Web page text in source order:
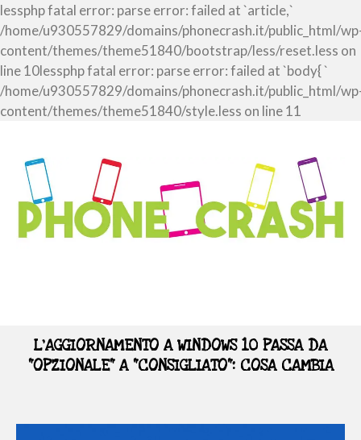
lessphp fatal error: parse error: failed at `article,`
/home/u930557829/domains/phonecrash.it/public_html/
content/themes/theme51840/bootstrap/less/reset.less on
line 10lessphp fatal error: parse error: failed at `body{ `
/home/u930557829/domains/phonecrash.it/public_html/
content/themes/theme51840/style.less on line 11
L'AGGIORNAMENTO A WINDOWS 10 PASSA DA
"OPZIONALE" A "CONSIGLIATO": COSA CAMBIA